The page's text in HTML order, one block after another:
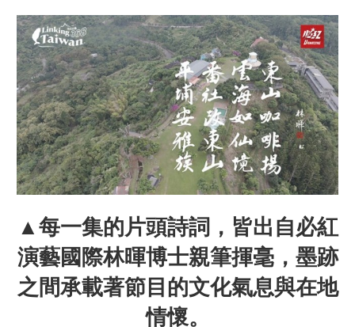
▲每一集的片頭詩詞，皆出自必紅
演藝國際林暉博士親筆揮毫，墨跡
之間承載著節目的文化氣息與在地
情懷。